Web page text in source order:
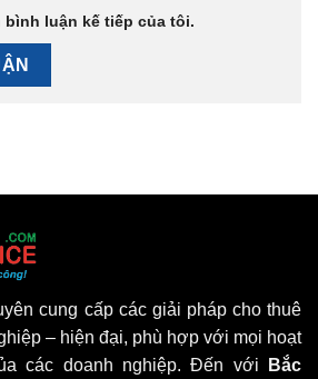
luận kế tiếp của tôi.
cung cấp các giải pháp cho thuê
– hiện đại, phù hợp với mọi hoạt
các doanh nghiệp. Đến với
Bắc